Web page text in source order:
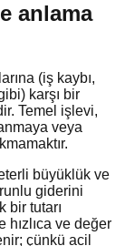
anlama
(iş kaybı,
karşı bir
Temel işlevi,
veya
büyüklük ve
giderini
bir tutarı
hızlıca ve değer
çünkü acil